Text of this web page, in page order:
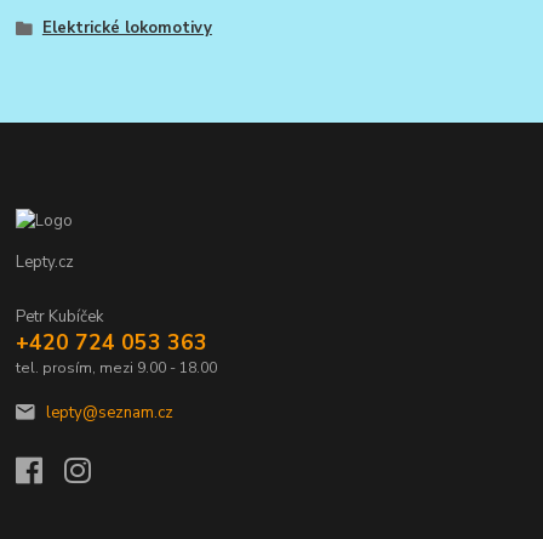
Elektrické lokomotivy
Lepty.cz
Petr Kubíček
+420 724 053 363
tel. prosím, mezi 9.00 - 18.00
lepty@seznam.cz